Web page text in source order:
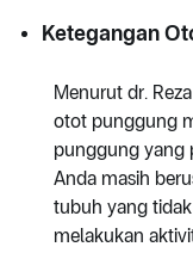
Ketegangan
Menurut dr.
otot punggung
punggung yang
Anda masih
tubuh yang
melakukan